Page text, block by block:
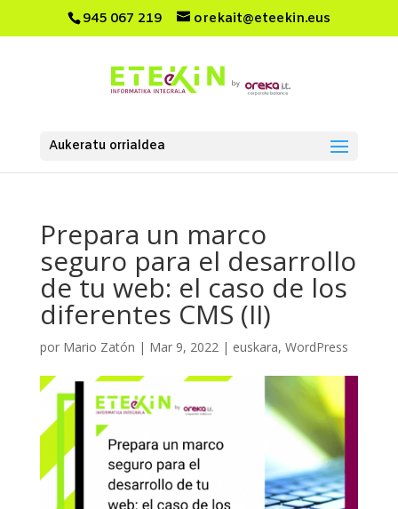
945 067 219 orekait@eteekin.eus
Aukeratu orrialdea
Prepara un marco
seguro para el desarrollo
de tu web: el caso de los
diferentes CMS (II)
por Mario Zatón | Mar 9, 2022| euskara, WordPress